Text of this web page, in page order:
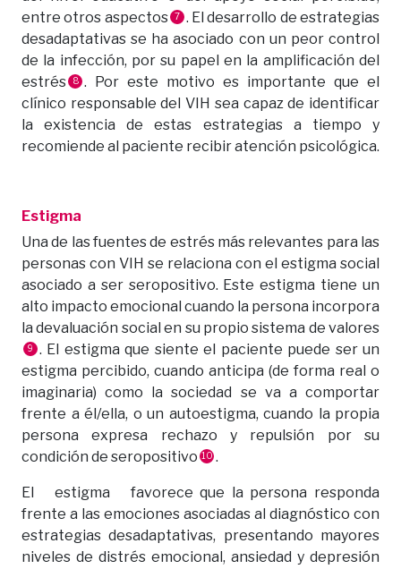
entre otros aspectos
7
. El desarrollo de estrategias
desadaptativas se ha asociado con un peor control
de la infección, por su papel en la amplificación del
estrés
8 . Por este motivo es importante que el
clínico responsable del VIH sea capaz de identificar
la existencia de estas estrategias a tiempo y
recomiende al paciente recibir atención psicológica.
Estigma
Una de las fuentes de estrés más relevantes para las
personas con VIH se relaciona con el estigma social
asociado a ser seropositivo. Este estigma tiene un
alto impacto emocional cuando la persona incorpora
la devaluación social en su propio sistema de valores
9
. El estigma que siente el paciente puede ser un
estigma percibido, cuando anticipa (de forma real o
imaginaria) como la sociedad se va a comportar
frente a él/ella, o un autoestigma, cuando la propia
persona expresa rechazo y repulsión por su
condición de seropositivo 10 .
El estigma favorece que la persona responda
frente a las emociones asociadas al diagnóstico con
estrategias desadaptativas, presentando mayores
niveles de distrés emocional, ansiedad y depresión